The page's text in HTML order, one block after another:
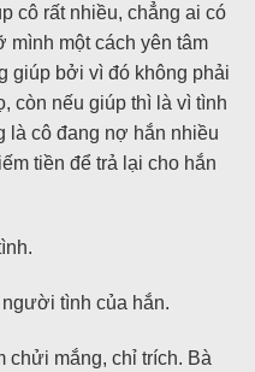
cô rất nhiều, chẳng ai có
một cách yên tâm
giúp bởi vì đó không phải
còn nếu giúp thì là vì tình
là cô đang nợ hắn nhiều
tiền để trả lại cho hắn
tình của hắn.
chửi mắng, chỉ trích. Bà